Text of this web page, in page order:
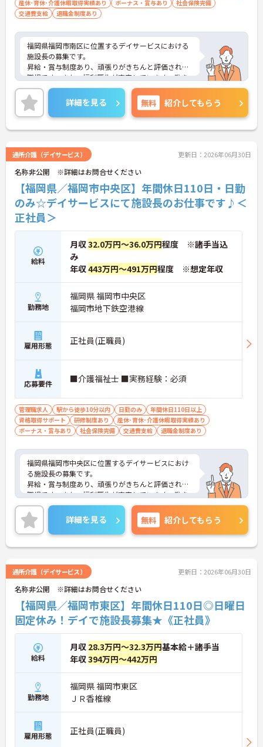
産休･育休･介護休暇取得実績あり
ボーナス・賞与あり
社会保険完備
交通費支給
退職金制度あり
福岡県福岡市南区に位置するデイサービスにおける
施設長の募集です。
昇給・賞与制度あり、頑張りがきちんと評価される
職場です。また、福利厚生が充実しています。働き
やすい環境がととのってあり、安心して長くご勤務
いただけます。
ご興味のある方には、面接対策ポイントなど、さら
に詳細をご案内しますのでお気軽にご相談くださ
い！
詳細を見る 無料 紹介してもらう
通所介護（デイサービス） 更新日：2026年06月30日
名称非公開 ※詳細はお問合せください
【福岡県／福岡市中央区】年間休日110日・日勤
のみ☆デイサービスにて施設長のお仕事です♪＜
正社員＞
給料
月収32.0万円～36.0万円程度 ※諸手当込
み
年収443万円～491万円程度 ※想定年収
勤務地
福岡県 福岡市中央区
福岡市地下鉄空港線
雇用形態 正社員(正職員)
応募要件 ■介護福祉士 ■実務経験：必須
管理職求人 駅から徒歩10分以内 日勤のみ
年間休日110日以上
資格取得サポート
研修制度あり
産休･育休･介護休暇取得実績あり
ボーナス・賞与あり
社会保険完備 交通費支給 退職金制度あり
福岡県福岡市中央区に位置するデイサービスにおけ
る施設長の募集です。
昇給・賞与制度あり、頑張りがきちんと評価される
職場です。また、福利厚生が充実しています。働き
やすい環境がととのってあり、安心して長くご勤務
いただけます。
ご興味のある方には、面接対策ポイントなど、さら
に詳細をご案内しますのでお気軽にご相談くださ
い！
詳細を見る 無料 紹介してもらう
通所介護（デイサービス） 更新日：2026年06月30日
名称非公開 ※詳細はお問合せください
【福岡県／福岡市東区】年間休日110日◎日曜日
固定休み！デイで施設長募集★《正社員》
給料
月収 28.3万円～32.3万円基本給＋諸手当
年収394万円～442万円
勤務地
福岡県 福岡市東区
ＪＲ香椎線
雇用形態 正社員(正職員)